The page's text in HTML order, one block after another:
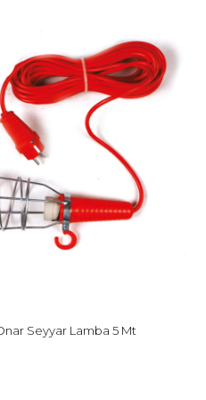
Seyyar Lamba 5 Mt